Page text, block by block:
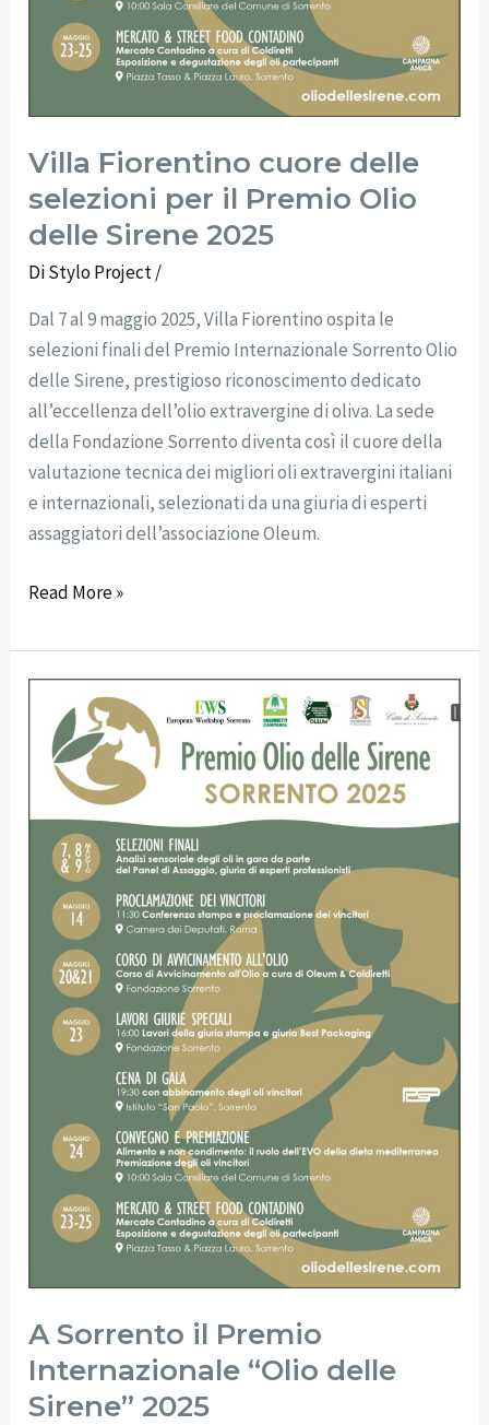
Villa Fiorentino cuore delle
selezioni per il Premio Olio
delle Sirene 2025
DiStylo Project/
Dal 7 al 9 maggio 2025, Villa Fiorentino ospita le
selezioni finali del Premio Internazionale Sorrento Olio
delle Sirene, prestigioso riconoscimento dedicato
all’eccellenza dell’olio extravergine di oliva. La sede
della Fondazione Sorrento diventa così il cuore della
valutazione tecnica dei migliori oli extravergini italiani
e internazionali, selezionati da una giuria di esperti
assaggiatori dell’associazione Oleum.
Read More »
A Sorrento il Premio
Internazionale “Olio delle
Sirene” 2025
Sorrento
Premio
Internazionale
“Olio
delle
Sirene”
2025